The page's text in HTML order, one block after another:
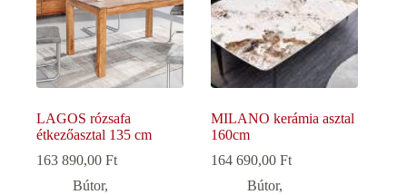
LAGOS rózsafa
étkezőasztal 135 cm
163 890,00 Ft
Bútor,
MILANO kerámia asztal
160cm
164 690,00Ft
Bútor,